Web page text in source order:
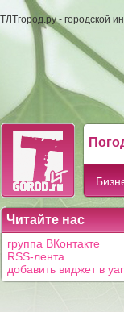
ТЛТгород.ру - городской
Читайте нас
группа ВКонтакте
RSS-лента
добавить виджет в